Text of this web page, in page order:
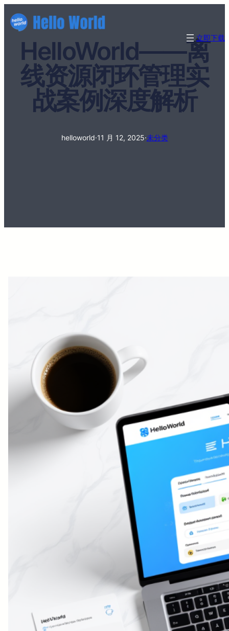
立即下载
HelloWorld——离
线资源闭环管理实
战案例深度解析
helloworld·11 月 12, 2025·未分类